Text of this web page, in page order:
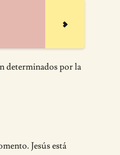
determinados por la
Jesús está